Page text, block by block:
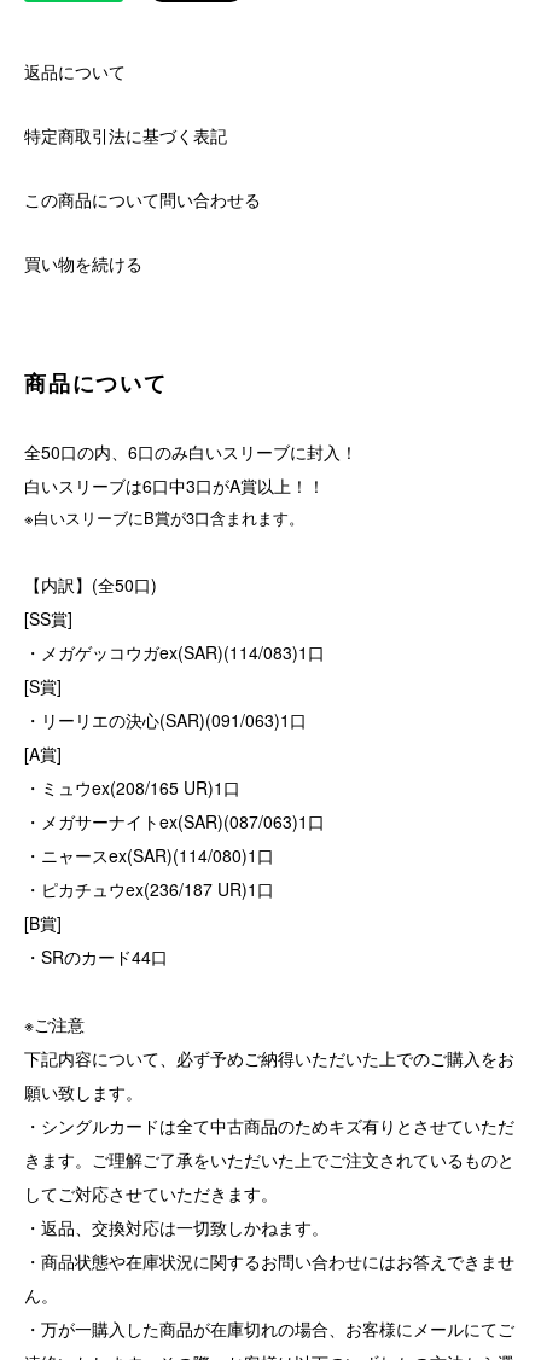
返品について
特定商取引法に基づく表記
この商品について問い合わせる
買い物を続ける
商品について
全50口の内、6口のみ白いスリーブに封入！
白いスリーブは6口中3口がA賞以上！！
※白いスリーブにB賞が3口含まれます。
【内訳】(全50口)
[SS賞]
・メガゲッコウガex(SAR)(114/083)1口
[S賞]
・リーリエの決心(SAR)(091/063)1口
[A賞]
・ミュウex(208/165 UR)1口
・メガサーナイトex(SAR)(087/063)1口
・ニャースex(SAR)(114/080)1口
・ピカチュウex(236/187 UR)1口
[B賞]
・SRのカード44口
※ご注意
下記内容について、必ず予めご納得いただいた上でのご購入をお
願い致します。
・シングルカードは全て中古商品のためキズ有りとさせていただ
きます。ご理解ご了承をいただいた上でご注文されているものと
してご対応させていただきます。
・返品、交換対応は一切致しかねます。
・商品状態や在庫状況に関するお問い合わせにはお答えできませ
ん。
・万が一購入した商品が在庫切れの場合、お客様にメールにてご